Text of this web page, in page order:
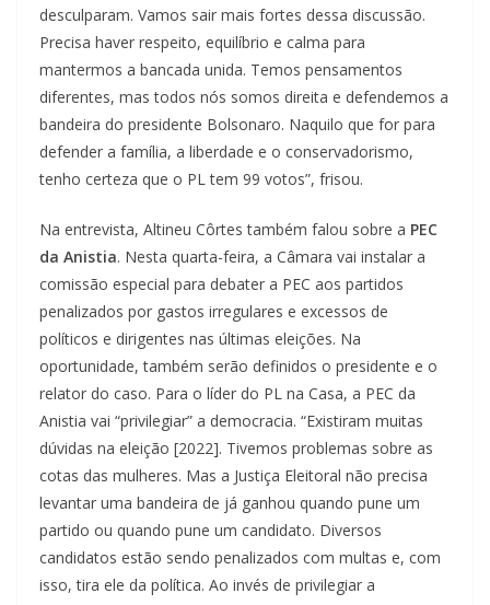
desculparam. Vamos sair mais fortes dessa discussão.
Precisa haver respeito, equilíbrio e calma para
mantermos a bancada unida. Temos pensamentos
diferentes, mas todos nós somos direita e defendemos a
bandeira do presidente Bolsonaro. Naquilo que for para
defender a família, a liberdade e o conservadorismo,
tenho certeza que o PL tem 99 votos”, frisou.
Na entrevista, Altineu Côrtes também falou sobre a PEC
da Anistia. Nesta quarta-feira, a Câmara vai instalar a
comissão especial para debater a PEC aos partidos
penalizados por gastos irregulares e excessos de
políticos e dirigentes nas últimas eleições. Na
oportunidade, também serão definidos o presidente e o
relator do caso. Para o líder do PL na Casa, a PEC da
Anistia vai “privilegiar” a democracia. “Existiram muitas
dúvidas na eleição [2022]. Tivemos problemas sobre as
cotas das mulheres. Mas a Justiça Eleitoral não precisa
levantar uma bandeira de já ganhou quando pune um
partido ou quando pune um candidato. Diversos
candidatos estão sendo penalizados com multas e, com
isso, tira ele da política. Ao invés de privilegiar a